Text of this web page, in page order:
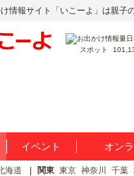
情報サイト「いこーよ」は親子
スポット
イベント オン
海道 関東 東京 神奈川 千葉